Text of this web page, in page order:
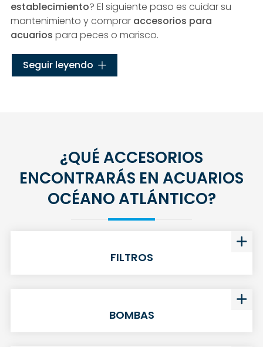
establecimiento? El siguiente paso es cuidar su
mantenimiento y comprar accesorios para
acuarios para peces o marisco.
Acuarios Océano Atlántico
productos y accesorios para
Seguir leyendo
¿QUÉ ACCESORIOS
ENCONTRARÁS EN ACUARIOS
OCÉANO ATLÁNTICO?
FILTROS
BOMBAS